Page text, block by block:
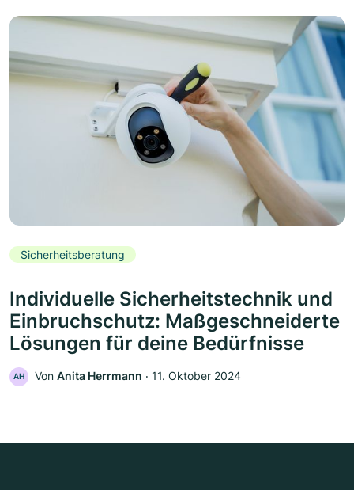
Sicherheitsberatung
Individuelle Sicherheitstechnik und
Einbruchschutz: Maßgeschneiderte
Lösungen für deine Bedürfnisse
AH Von Anita Herrmann ‧ 11. Oktober 2024